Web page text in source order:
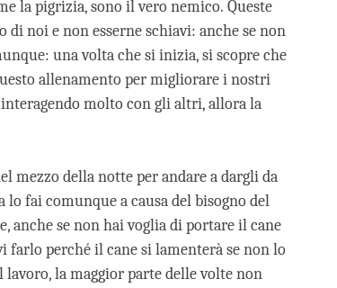
la pigrizia, sono il vero nemico. Queste
noi e non esserne schiavi: anche se non
una volta che si inizia, si scopre che
allenamento per migliorare i nostri
molto con gli altri, allora la
mezzo della notte per andare a dargli da
fai comunque a causa del bisogno del
anche se non hai voglia di portare il cane
farlo perché il cane si lamenterà se non lo
lavoro, la maggior parte delle volte non